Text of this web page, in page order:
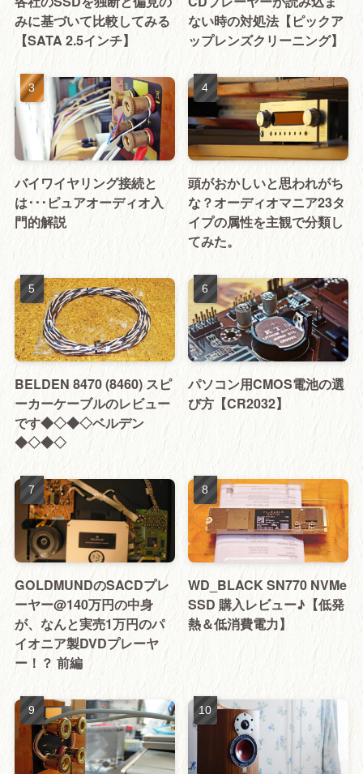
みに基づいて比較してみる
【SATA 2.5インチ】
ない時の対処法【ピックア
ップレンズクリーニング】
バイワイヤリング接続と
は･･･ピュアオーディオ入
門的解説
頭がおかしいと思われがち
な？オーディオマニア23タ
イプの属性を主観で分類し
てみた。
BELDEN 8470 (8460) スピ
ーカーケーブルのレビュー
です◆◇◆◇ベルデン
◆◇◆◇
パソコン用CMOS電池の選
び方【CR2032】
GOLDMUNDのSACDプレ
ーヤー@140万円の中身
が、なんと実売1万円のパ
イオニア製DVDプレーヤ
ー！？ 前編
WD_BLACK SN770 NVMe
SSD 購入レビュー♪【低発
熱＆低消費電力】